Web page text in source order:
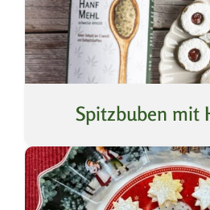
Spitzbuben mit